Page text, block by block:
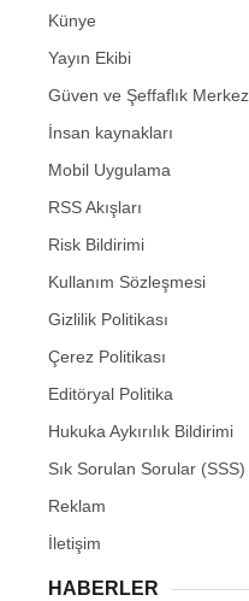
Künye
Yayın Ekibi
Güven ve Şeffaflık
İnsan kaynakları
Mobil Uygulama
RSS Akışları
Risk Bildirimi
Kullanım Sözleşmesi
Gizlilik Politikası
Çerez Politikası
Editöryal Politika
Hukuka Aykırılık Bildirimi
Sık Sorulan Sorular (SSS)
Reklam
İletişim
HABERLER